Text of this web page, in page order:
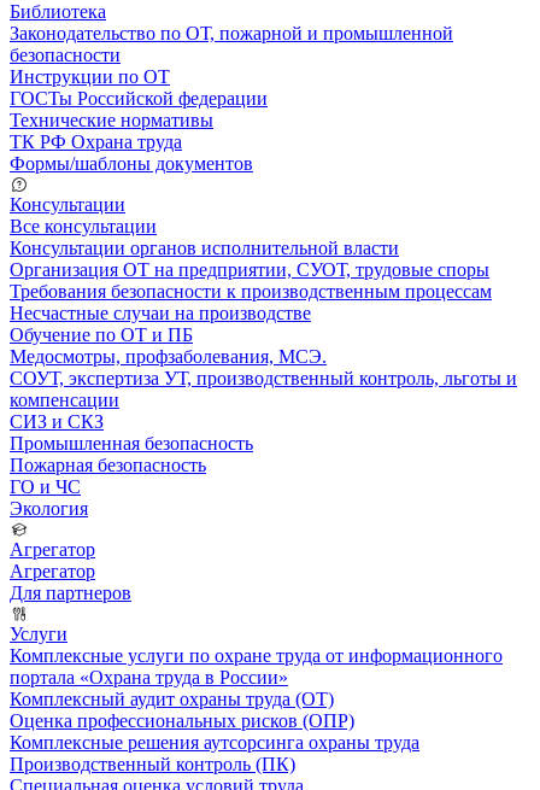
Библиотека
Законодательство по ОТ, пожарной и промышленной
безопасности
Инструкции по ОТ
ГОСТы Российской федерации
Технические нормативы
ТК РФ Охрана труда
Формы/шаблоны документов
Консультации
Все консультации
Консультации органов исполнительной власти
Организация ОТ на предприятии, СУОТ, трудовые споры
Требования безопасности к производственным процессам
Несчастные случаи на производстве
Обучение по ОТ и ПБ
Медосмотры, профзаболевания, МСЭ.
СОУТ, экспертиза УТ, производственный контроль, льготы и
компенсации
СИЗ и СКЗ
Промышленная безопасность
Пожарная безопасность
ГО и ЧС
Экология
Агрегатор
Агрегатор
Для партнеров
Услуги
Комплексные услуги по охране труда от информационного
портала «Охрана труда в России»
Комплексный аудит охраны труда (ОТ)
Оценка профессиональных рисков (ОПР)
Комплексные решения аутсорсинга охраны труда
Производственный контроль (ПК)
Специальная оценка условий труда